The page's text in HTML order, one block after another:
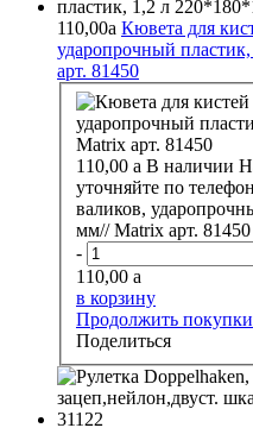
110,00a Кювета для
ударопрочный
арт. 81450
110,00 a В наличии
уточняйте по
валиков,
мм// Matrix арт. 81450
-
110,00 a
в корзину
Продолжить покупки
Поделиться